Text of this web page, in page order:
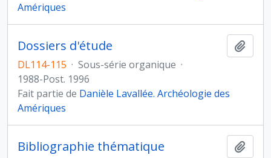
Amériques
Dossiers d'étude
DL114-115 · Sous-série organique ·
1988-Post. 1996
Fait partie de Danièle Lavallée. Archéologie des
Amériques
Bibliographie thématique